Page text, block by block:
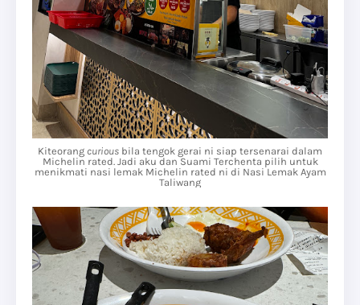
Kiteorang curious bila tengok gerai ni siap tersenarai dalam
Michelin rated. Jadi aku dan Suami Terchenta pilih untuk
menikmati nasi lemak Michelin rated ni di Nasi Lemak Ayam
Taliwang